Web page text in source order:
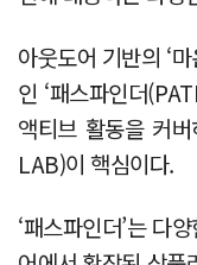
아웃도어 기반의 ‘
인 ‘패스파인더
액티브 활동을 커
LAB)이 핵심이다.
‘패스파인더’는 다